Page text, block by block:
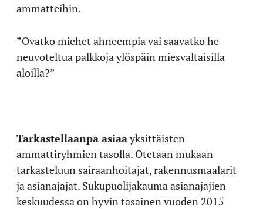
ammatteihin.
”Ovatko miehet ahneempia vai saavatko he
neuvoteltua palkkoja ylöspäin miesvaltaisilla
aloilla?”
Tarkastellaanpa asiaayksittäisten
ammattiryhmien tasolla. Otetaan mukaan
tarkasteluun sairaanhoitajat, rakennusmaalarit
ja asianajajat. Sukupuolijakauma asianajajien
keskuudessa on hyvin tasainen vuoden 2015